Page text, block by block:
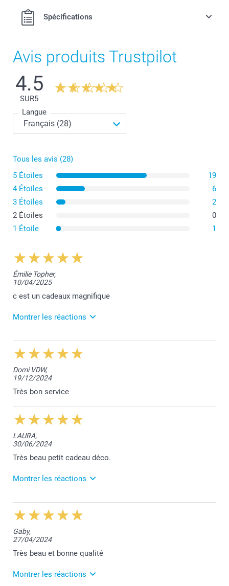
Spécifications
Avis produits Trustpilot
4.5
SUR5
Langue
Tous les avis (28)
5 Étoiles
19
4 Étoiles
6
3 Étoiles
2
2 Étoiles
0
1 Étoile
1
Émilie Topher,
10/04/2025
c est un cadeaux magnifique
Montrer les réactions
10/04/2025
11:02
Bonjour Émilie,
Nous sommes très heureux de vous savoir satisfaite
de votre photo sur bois.
Merci et belle journée à vous,
Domi VDW,
19/12/2024
Très bon service
LAURA,
30/06/2024
Très beau petit cadeau déco.
Montrer les réactions
1/07/2024
14:22
Bonjour Laura,
Je vous remercie pour vos 5 étoiles!
Lucie@smartphoto
Gaby,
27/04/2024
Très beau et bonne qualité
Montrer les réactions